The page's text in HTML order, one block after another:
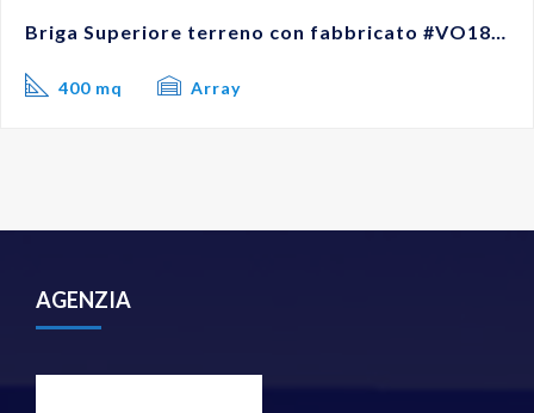
Briga Superiore terreno con fabbricato #VO18255
400 mq Array
AGENZIA